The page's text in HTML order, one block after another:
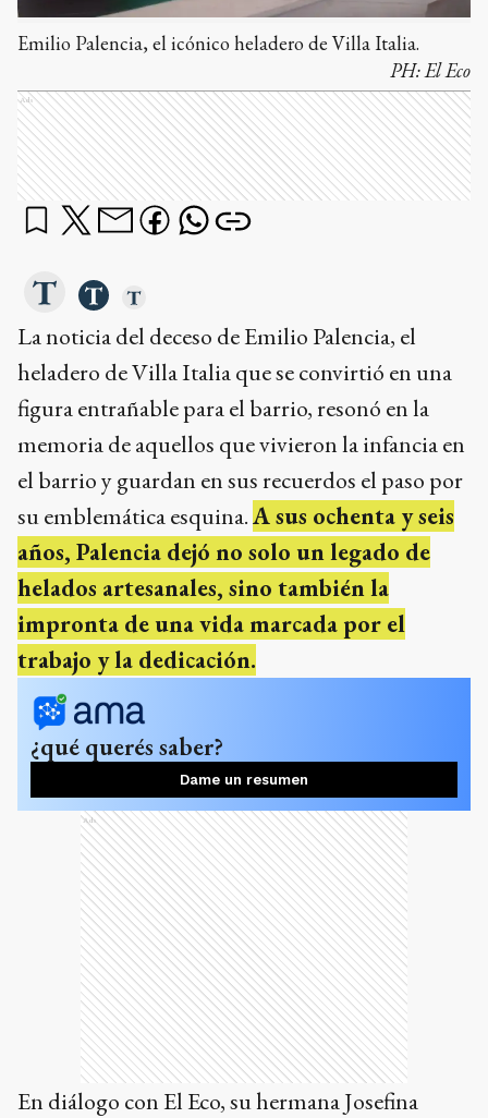
Emilio Palencia, el icónico heladero de Villa Italia.
PH:El Eco
Ads
La noticia del deceso de Emilio Palencia, el
heladero de Villa Italia que se convirtió en una
figura entrañable para el barrio, resonó en la
memoria de aquellos que vivieron la infancia en
el barrio y guardan en sus recuerdos el paso por
su emblemática esquina.A sus ochenta y seis
años, Palencia dejó no solo un legado de
helados artesanales, sino también la
impronta de una vida marcada por el
trabajo y la dedicación.
¿qué querés saber?
Dame un resumen
Ads
En diálogo con El Eco, su hermana Josefina